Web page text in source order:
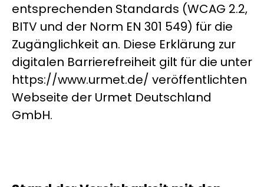
entsprechenden Standards (WCAG 2.2,
BITV und der Norm EN 301 549) für die
Zugänglichkeit an. Diese Erklärung zur
digitalen Barrierefreiheit gilt für die unter
https://www.urmet.de/ veröffentlichten
Webseite der Urmet Deutschland
GmbH.